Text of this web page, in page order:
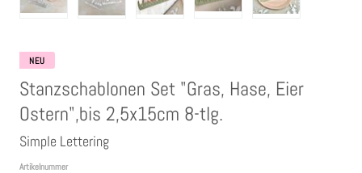
Kartendeko Embellishments
Präge-, Universal- Maskierschablonen
Papiere
Bänder & Garn
NEU
Stanzschablonen Set "Gras, Hase, Eier
Ostern",bis 2,5x15cm 8-tlg.
Simple Lettering
Artikelnummer